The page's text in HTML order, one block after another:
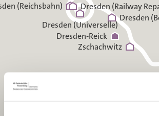
Zschachwitz
Dresden-Reick
Dresden (Universelle)
Dresden (Railway
(Reichsbahn)
Dresden